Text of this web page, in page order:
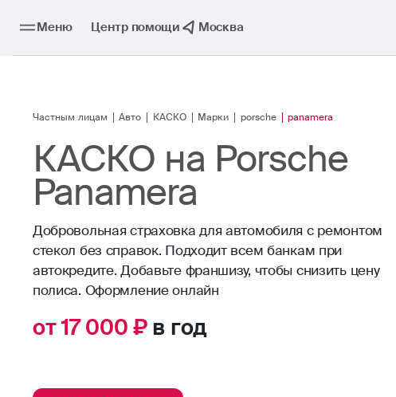
Меню Центр помощи Москва
Частным лицам Авто КАСКО Марки porsche panamera
КАСКО на Porsche
Panamera
Добровольная страховка для автомобиля с ремонтом
стекол без справок. Подходит всем банкам при
автокредите. Добавьте франшизу, чтобы снизить цену
от 17 000 ₽в год